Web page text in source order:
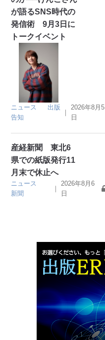
が語るSNS時代の
発信術 9月3日に
トークイベント
ニュース
出版
告知
｜
2026年8月5
日
産経新聞 東北6
県での紙版発行11
月末で休止へ
ニュース
新聞
｜
2026年8月6
日